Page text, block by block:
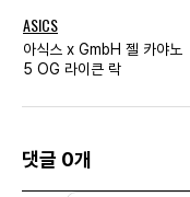
ASICS
아식스 x GmbH 젤 카야노
5 OG 라이큰 락
댓글 0개